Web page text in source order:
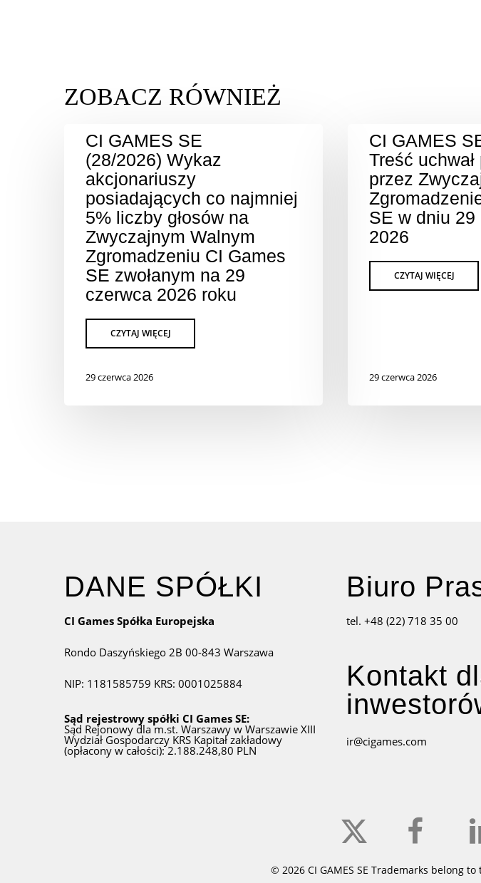
CI GAMES SE
(28/2026) Wykaz
akcjonariuszy
posiadających co najmniej
5% liczby głosów na
Zwyczajnym Walnym
Zgromadzeniu CI Games
SE zwołanym na 29
czerwca 2026 roku
29 czerwca 2026
CI GAMES
Treść
przez
SE w dniu 29
2026
29 czerwca 2026
DANE SPÓŁKI
CI Games Spółka Europejska
Rondo Daszyńskiego 2B 00-843 Warszawa
NIP: 1181585759 KRS: 0001025884
Sąd rejestrowy spółki CI Games SE:
Sąd Rejonowy dla m.st. Warszawy w Warszawie XIII
Wydział Gospodarczy KRS Kapitał zakładowy
(opłacony w całości): 2.188.248,80 PLN
Biuro
tel. +48 (22) 718 35 00
Kontakt
ir@cigames.com
© 2026 CI GAMES SE Trademarks belong
x-
facebook